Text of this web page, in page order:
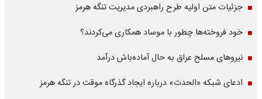
جزئیات متن اولیه طرح راهبردی مدیریت تنگه هرمز
خود فروخته‌ها چطور با موساد همکاری می‌کردند؟
نیروهای مسلح عراق به حال آماده‌باش درآمد
ادعای شبکه «الحدث» درباره ایجاد گذرگاه موقت در تنگه هرمز